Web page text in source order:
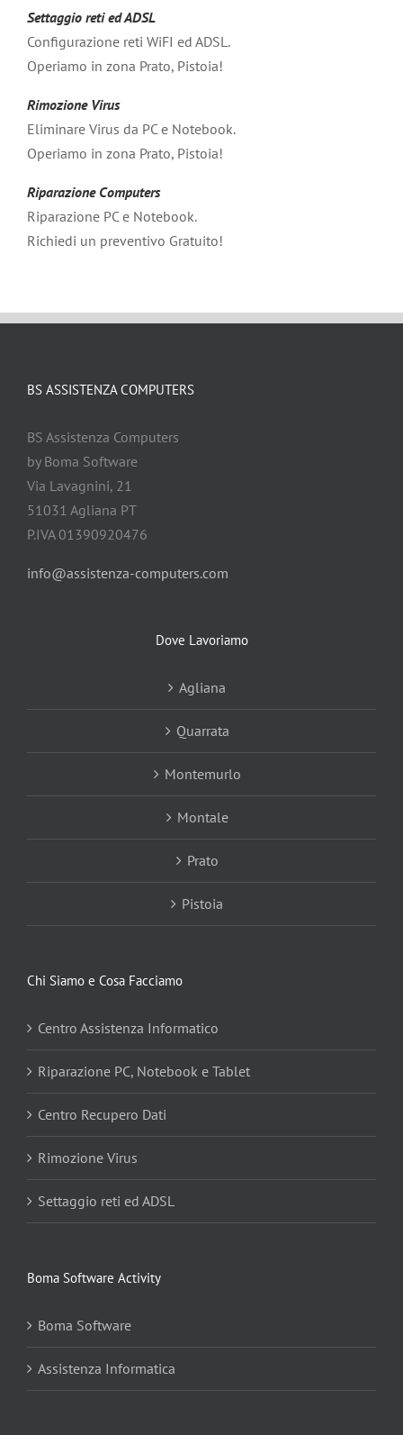
Settaggio reti ed ADSL
Configurazione reti WiFI ed ADSL.
Operiamo in zona Prato, Pistoia!
Rimozione Virus
Eliminare Virus da PC e Notebook.
Operiamo in zona Prato, Pistoia!
Riparazione Computers
Riparazione PC e Notebook.
Richiedi un preventivo Gratuito!
BS ASSISTENZA COMPUTERS
BS Assistenza Computers
by Boma Software
Via Lavagnini, 21
51031 Agliana PT
P.IVA 01390920476
info@assistenza-computers.com
Dove Lavoriamo
Agliana
Quarrata
Montemurlo
Montale
Prato
Pistoia
Chi Siamo e Cosa Facciamo
Centro Assistenza Informatico
Riparazione PC, Notebook e Tablet
Centro Recupero Dati
Rimozione Virus
Settaggio reti ed ADSL
Boma Software Activity
Boma Software
Assistenza Informatica